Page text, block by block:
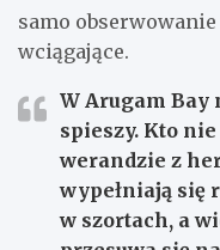
samo
wciągające.
W Arugam Bay
spieszy. Kto
werandzie z
wypełniają się
w szortach, a